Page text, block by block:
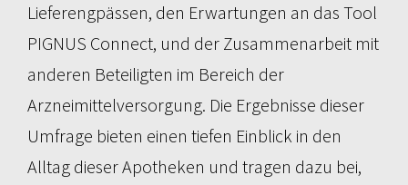
Lieferengpässen, den Erwartungen an das Tool
PIGNUS Connect, und der Zusammenarbeit mit
anderen Beteiligten im Bereich der
Arzneimittelversorgung. Die Ergebnisse dieser
Umfrage bieten einen tiefen Einblick in den
Alltag dieser Apotheken und tragen dazu bei,